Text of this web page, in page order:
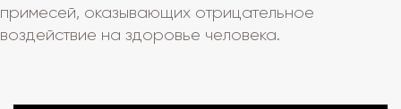
примесей, оказывающих отрицательное
воздействие на здоровье человека.